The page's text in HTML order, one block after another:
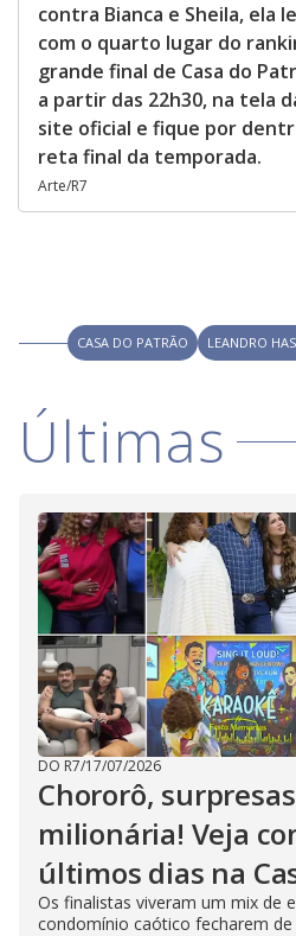
contra Bianca e Sheila, ela
com o quarto lugar do
grande final de Casa do
a partir das 22h30, na tela
site oficial e fique por
reta final da temporada.
Arte/R7
CASA DO PATRÃO LEANDRO
Últimas
DO R7/17/07/2026
Chororô,
milionária! Veja
últimos dias na
Os finalistas viveram um mix de
condomínio caótico fecharem de